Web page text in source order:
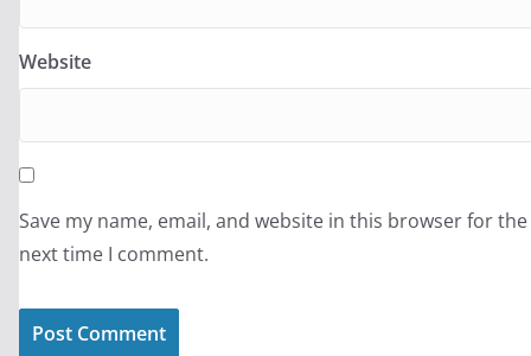
Website
Save my name, email, and website in this browser for the
next time I comment.